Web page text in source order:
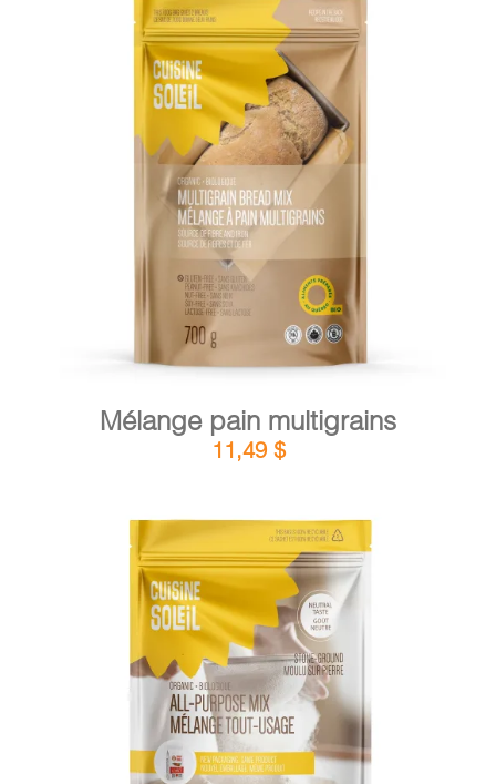
AJOUTER AU PANIER / DÉTAILS
Mélange pain multigrains
11,49 $
AJOUTER AU PANIER / DÉTAILS